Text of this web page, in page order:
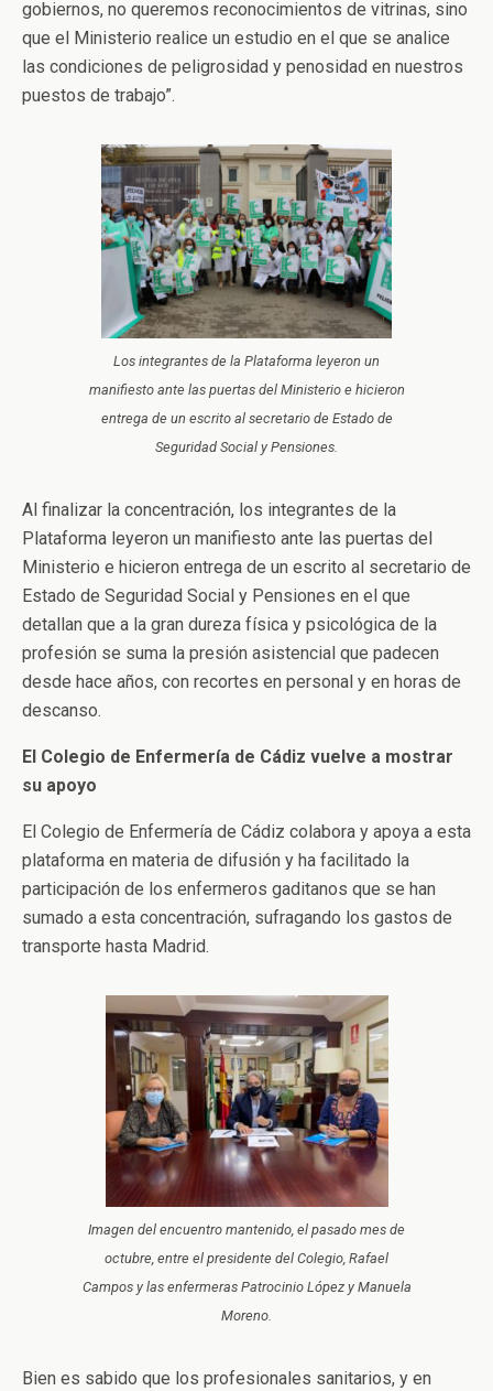
gobiernos, no queremos reconocimientos de vitrinas, sino
que el Ministerio realice un estudio en el que se analice
las condiciones de peligrosidad y penosidad en nuestros
puestos de trabajo”.
Los integrantes de la Plataforma leyeron un
manifiesto ante las puertas del Ministerio e hicieron
entrega de un escrito al secretario de Estado de
Seguridad Social y Pensiones.
Al finalizar la concentración, los integrantes de la
Plataforma leyeron un manifiesto ante las puertas del
Ministerio e hicieron entrega de un escrito al secretario de
Estado de Seguridad Social y Pensiones en el que
detallan que a la gran dureza física y psicológica de la
profesión se suma la presión asistencial que padecen
desde hace años, con recortes en personal y en horas de
descanso.
El Colegio de Enfermería de Cádiz vuelve a mostrar
su apoyo
El Colegio de Enfermería de Cádiz colabora y apoya a esta
plataforma en materia de difusión y ha facilitado la
participación de los enfermeros gaditanos que se han
sumado a esta concentración, sufragando los gastos de
transporte hasta Madrid.
Imagen del encuentro mantenido, el pasado mes de
octubre, entre el presidente del Colegio, Rafael
Campos y las enfermeras Patrocinio López y Manuela
Moreno.
Bien es sabido que los profesionales sanitarios, y en